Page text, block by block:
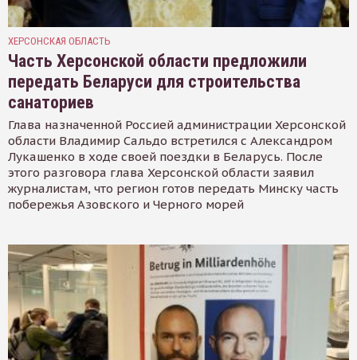
ХЕРСОНСКАЯ ОБЛАСТЬ
Часть Херсонской области предложили
передать Беларуси для строительства
санаториев
Глава назначенной Россией администрации Херсонской
области Владимир Сальдо встретился с Александром
Лукашенко в ходе своей поездки в Беларусь. После
этого разговора глава Херсонской области заявил
журналистам, что регион готов передать Минску часть
побережья Азовского и Черного морей